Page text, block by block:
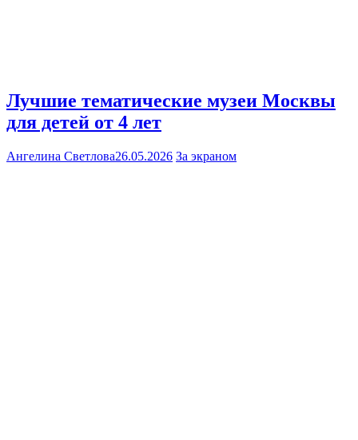
Лучшие тематические музеи Москвы
для детей от 4 лет
Ангелина Светлова26.05.2026 За экраном